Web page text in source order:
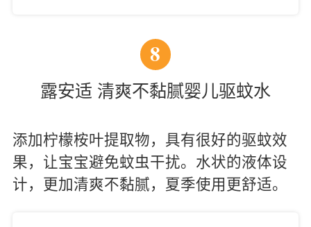
8
露安适 清爽不黏腻婴儿驱蚊水
添加柠檬桉叶提取物，具有很好的驱蚊效
果，让宝宝避免蚊虫干扰。水状的液体设
计，更加清爽不黏腻，夏季使用更舒适。